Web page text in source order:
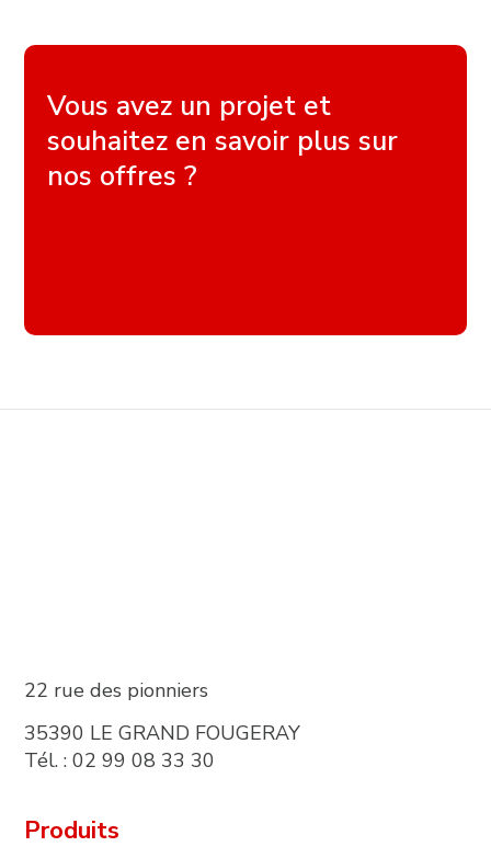
Vous avez un projet et
souhaitez en savoir plus sur
nos offres ?
22 rue des pionniers
35390 LE GRAND FOUGERAY
Tél. : 02 99 08 33 30
Produits